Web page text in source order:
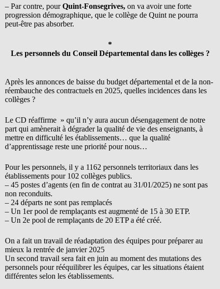
– Par contre, pourQuint-Fonsegrives, on va avoir une forte
progression démographique, que le collège de Quint ne pourra
peut-être pas absorber.
*
Les personnels du Conseil Départemental dans les collèges ?
Après les annonces de baisse du budget départemental et de la non-
réembauche des contractuels en 2025, quelles incidences dans les
collèges ?
Le CD réaffirme » qu’il n’y aura aucun désengagement de notre
part qui amènerait à dégrader la qualité de vie des enseignants, à
mettre en difficulté les établissements… que la qualité
d’apprentissage reste une priorité pour nous…
Pour les personnels, il y a 1162 personnels territoriaux dans les
établissements pour 102 collèges publics.
– 45 postes d’agents (en fin de contrat au 31/01/2025) ne sont pas
non reconduits.
– 24 départs ne sont pas remplacés
– Un 1er pool de remplaçants est augmenté de 15 à 30 ETP.
– Un 2e pool de remplaçants de 20 ETP a été créé.
On a fait un travail de réadaptation des équipes pour préparer au
mieux la rentrée de janvier 2025
Un second travail sera fait en juin au moment des mutations des
personnels pour rééquilibrer les équipes, car les situations étaient
différentes selon les établissements.